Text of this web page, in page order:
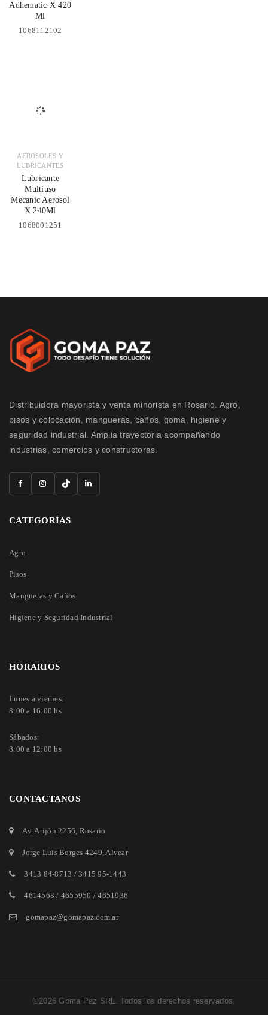
Adhematic X 420
Ml
1068112102
AEROSOLES Y
LUBRICANTES
Lubricante
Multiuso
Mecanic Aerosol
X 240Ml
1068001251
Distribuidora mayorista y venta minorista en Rosario. Agro,
pisos y colocación, mangueras, caños, goma, higiene y
seguridad industrial. Amplia trayectoria acompañando
industrias, comercios y constructoras.
CATEGORÍAS
Agro
Pisos
Mangueras y Caños
Higiene y Seguridad Industrial
HORARIOS
Lunes a viernes:
8:00 a 16:00 hs
Sábados:
8:00 a 12:00 hs
CONTACTANOS
Av. Arijón 2256 , Rosario
Jorge Luis Borges 4249 , Alvear
3413 84-8713 / 3415 95-1443
4614568 / 4655950 / 4651936
gomapaz@gomapaz.com.ar
©2026 Goma Paz SRL. Todos los derechos reservados.